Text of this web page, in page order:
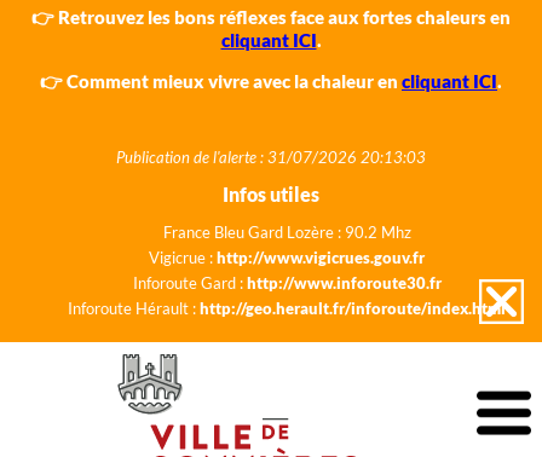
👉 Retrouvez les bons réflexes face aux fortes chaleurs en
cliquant ICI.
👉 Comment mieux vivre avec la chaleur en cliquant ICI.
Publication de l'alerte : 31/07/2026 20:13:03
Infos utiles
France Bleu Gard Lozère : 90.2 Mhz
Vigicrue :http://www.vigicrues.gouv.fr
Inforoute Gard :http://www.inforoute30.fr
Inforoute Hérault :http://geo.herault.fr/inforoute/index.html